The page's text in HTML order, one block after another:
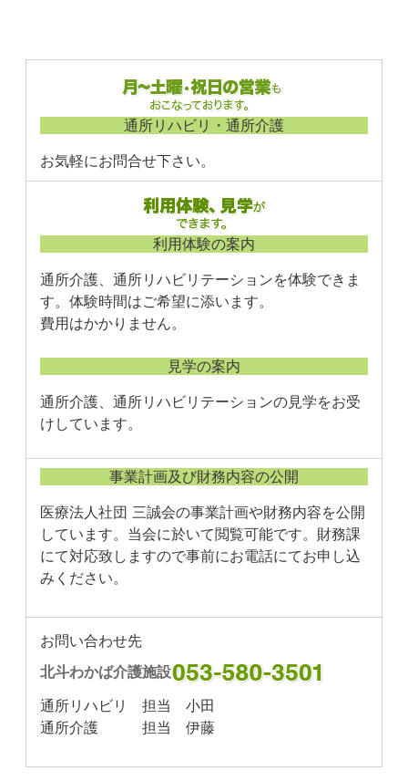
通所リハビリ・通所介護
お気軽にお問合せ下さい。
利用体験の案内
通所介護、通所リハビリテーションを体験できま
す。体験時間はご希望に添います。
費用はかかりません。
見学の案内
通所介護、通所リハビリテーションの見学をお受
けしています。
事業計画及び財務内容の公開
医療法人社団 三誠会の事業計画や財務内容を公開
しています。当会に於いて閲覧可能です。財務課
にて対応致しますので事前にお電話にてお申し込
みください。
お問い合わせ先
北斗わかば介護施設
通所リハビリ 担当 小田
通所介護 担当 伊藤